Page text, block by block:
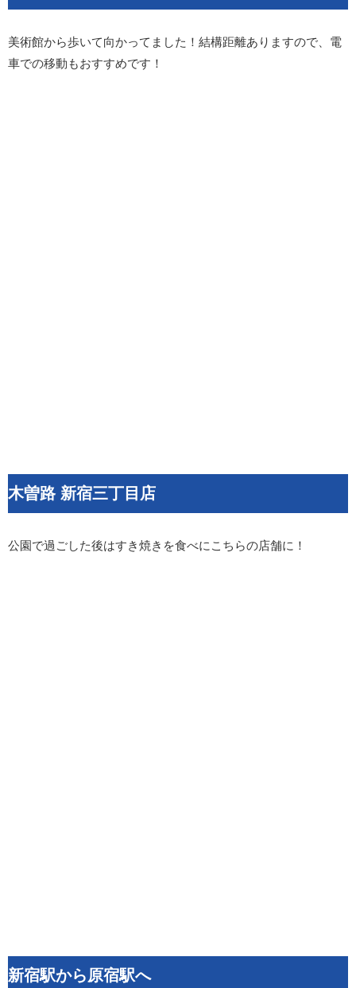
美術館から歩いて向かってました！結構距離ありますので、電
車での移動もおすすめです！
木曽路 新宿三丁目店
公園で過ごした後はすき焼きを食べにこちらの店舗に！
新宿駅から原宿駅へ